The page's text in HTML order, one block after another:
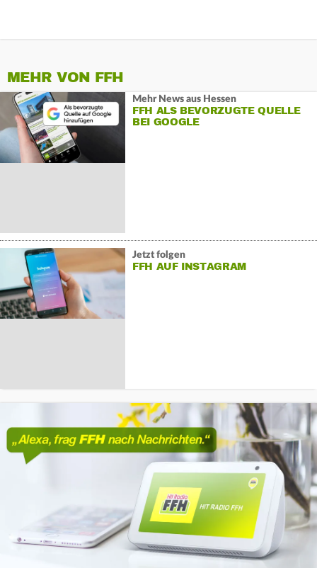
MEHR VON FFH
Mehr News aus Hessen
FFH ALS BEVORZUGTE QUELLE
BEI GOOGLE
Jetzt folgen
FFH AUF INSTAGRAM